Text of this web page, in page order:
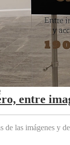
entre
de las imágenes y